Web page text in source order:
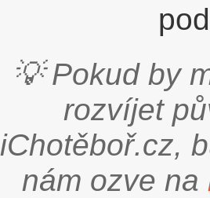
💡 Pokud by
rozvíjet
iChotěboř.cz,
nám ozve na